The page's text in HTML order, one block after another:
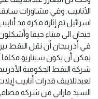
الأنابيب. وفي مشاورات
اسرائيل تم إثارة فكرة مد
جيحان الى ميناء حيفا
في أذربيجان أن نقل النفط
يمكن أن يكون سيناريو مكلفا
شركة النفط الحكومية
لعبدللاييف قدرات أنابيب
السيد ماراني من شركة مصافي